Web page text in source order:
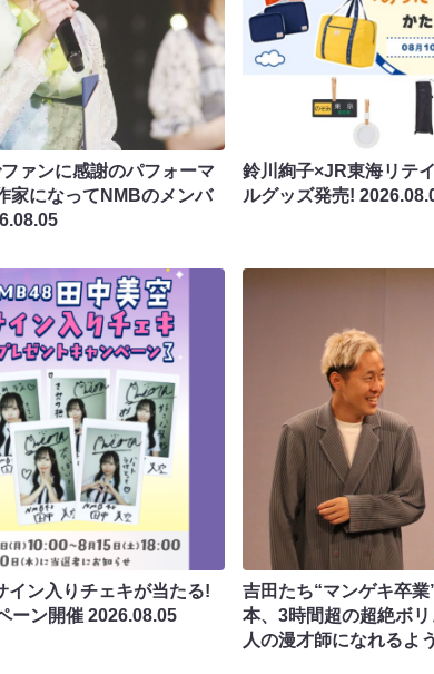
ァンに感謝のパフォーマ
家になってNMBのメンバ
鈴川絢子×JR東海リテ
ルグッズ発売!
イン入りチェキが当たる!
ーン開催 2026.08.05
吉田たち“マンゲキ卒
本、3時間超の超絶ボ
人の漫才師になれるよ